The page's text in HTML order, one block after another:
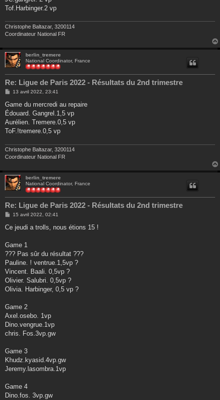
Tof.Harbinger.2 vp
Christophe Baltazar, 3200114
Coordinateur National FR
berlin_tremere
National Coordinator, France
Re: Ligue de Paris 2022 - Résultats du 2nd trimestre
M
s
a
g
13 avril 2022, 23:41
Game du mercredi au repaire
Édouard. Gangrel.1,5 vp
Aurélien. Tremere.0,5 vp
ToF.!tremere.0,5 vp
Christophe Baltazar, 3200114
Coordinateur National FR
berlin_tremere
National Coordinator, France
Re: Ligue de Paris 2022 - Résultats du 2nd trimestre
M
s
g
15 avril 2022, 02:41
Ce jeudi a trolls, nous étions 15 !
Game 1
??? Pas sûr du résultat ???
Pauline. ! ventrue.1,5vp ?
Vincent. Baali. 0,5vp ?
Olivier. Salubri. 0,5vp ?
Olivia. Harbinger, 0,5 vp ?
Game 2
Axel.osebo. 1vp
Dino.vengrue.1vp
chris. Fos.3vp.gw
Game 3
Khudz.kyasid.4vp.gw
Jeremy.lasombra.1vp
Game 4
Dino.fos. 3vp.gw